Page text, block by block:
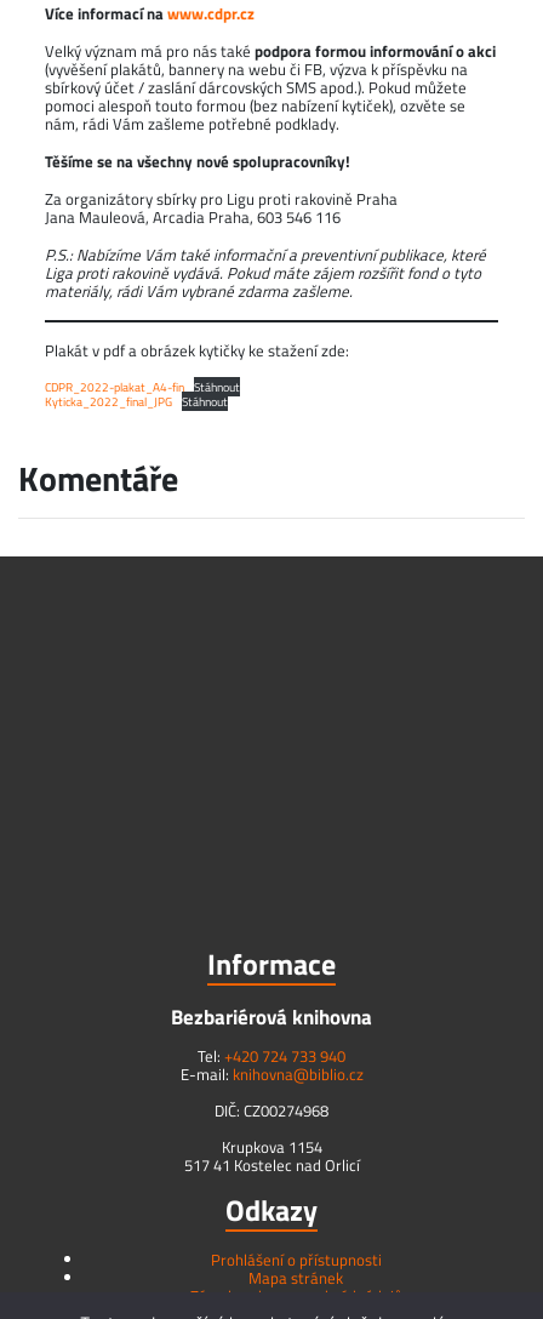
Více informací nawww.cdpr.cz
Velký význam má pro nás taképodpora formou informování o akci
(vyvěšení plakátů, bannery na webu či FB, výzva k příspěvku na
sbírkový účet / zaslání dárcovských SMS apod.). Pokud můžete
pomoci alespoň touto formou (bez nabízení kytiček), ozvěte se
nám, rádi Vám zašleme potřebné podklady.
Těšíme se na všechny nové spolupracovníky!
Za organizátory sbírky pro Ligu proti rakovině Praha
Jana Mauleová, Arcadia Praha, 603 546 116
P.S.: Nabízíme Vám také informační a preventivní publikace, které
Liga proti rakovině vydává. Pokud máte zájem rozšířit fond o tyto
materiály, rádi Vám vybrané zdarma zašleme.
Plakát v pdf a obrázek kytičky ke stažení zde:
CDPR_2022-plakat_A4-fin Stáhnout
Kyticka_2022_final_JPG Stáhnout
Komentáře
Informace
Bezbariérová knihovna
Tel: +420 724 733 940
E-mail: knihovna@biblio.cz
DIČ: CZ00274968
Krupkova 1154
517 41 Kostelec nad Orlicí
Odkazy
Prohlášení o přístupnosti
Mapa stránek
Zásady ochrany osobních údajů